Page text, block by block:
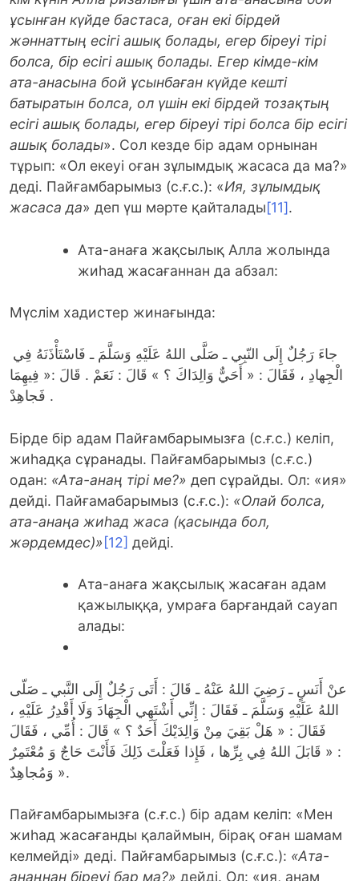
ұсынған күйде бастаса, оған екі бірдей
жәннаттың есігі ашық болады, егер біреуі тірі
болса, бір есігі ашық болады. Егер кімде-кім
ата-анасына бой ұсынбаған күйде кешті
батыратын болса, ол үшін екі бірдей тозақтың
есігі ашық болады, егер біреуі тірі болса бір есігі
ашық болады». Сол кезде бір адам орнынан
тұрып: «Ол екеуі оған зұлымдық жасаса да ма?»
деді. Пайғамбарымыз (с.ғ.с.): «Ия, зұлымдық
жасаса да» деп үш мәрте қайталады[11].
Ата-анаға жақсылық Алла жолында
жиһад жасағаннан да абзал:
Мүслім хадистер жинағында:
جاءَ رَجُلٌ إِلَى النّبِي ـ صَلَّى اللهُ عَلَيْهِ وَسَلَّمَ ـ فَاسْتَأْذَنَهُ فِي
الْجِهادِ ، فَقَالَ : « أَحَيٌّ وَالِدَاكَ ؟ » قَالَ : نَعَمْ . قَالَ :« فِيهِمَا
فَجاهِدْ .
Бірде бір адам Пайғамбарымызға (с.ғ.с.) келіп,
жиһадқа сұранады. Пайғамбарымыз (с.ғ.с.)
одан: «Ата-анаң тірі ме?» деп сұрайды. Ол: «ия»
дейді. Пайғамабарымыз (с.ғ.с.): «Олай болса,
ата-анаңа жиһад жаса (қасында бол,
жәрдемдес)»[12] дейді.
Ата-анаға жақсылық жасаған адам
қажылыққа, умраға барғандай сауап
алады:
عنْ أَنَسٍ ـ رَضِيَ اللهُ عَنْهُ ـ قَالَ : أَتَى رَجُلٌ إِلَى النَّبي ـ صَلّى
اللهُ عَلَيْهِ وَسَلَّمَ ـ فَقَالَ : إِنِّي أَشْتَهِي الْجِهَادَ وَلَا أَقْدِرُ عَلَيْهِ ،
فَقَالَ : « هَلْ بَقِيَ مِنْ وَالِدَيْكَ أَحَدٌ ؟ » قَالَ : أُمِّي ، فَقَالَ
: « قَابَلَ اللهُ فِي بِرِّها ، فَإِذا فَعَلْتَ ذَلِكَ فَأَنْتَ حَاجٌ وَ مُعْتَمِرٌ
وَمُجاهِدٌ ».
Пайғамбарымызға (с.ғ.с.) бір адам келіп: «Мен
жиһад жасағанды қалаймын, бірақ оған шамам
келмейді» деді. Пайғамбарымыз (с.ғ.с.): «Ата-
анаңнан біреуі бар ма?» дейді. Ол: «ия, анам